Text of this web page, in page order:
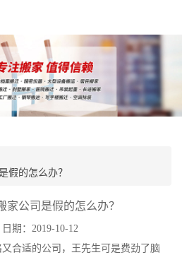
假的怎么办？
家公司是假的怎么办？
日期：2019-10-12
合适的公司，王先生可是费劲了脑